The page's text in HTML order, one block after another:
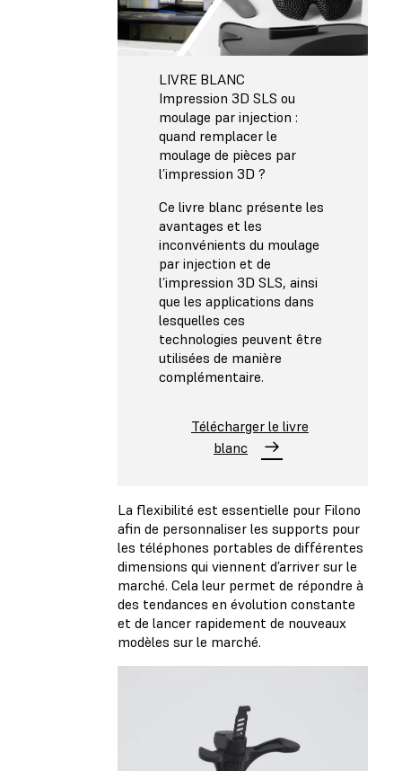
LIVRE BLANC
Impression 3D SLS ou
moulage par injection :
quand remplacer le
moulage de pièces par
l’impression 3D ?
Ce livre blanc présente les
avantages et les
inconvénients du moulage
par injection et de
l’impression 3D SLS, ainsi
que les applications dans
lesquelles ces
technologies peuvent être
utilisées de manière
complémentaire.
Télécharger le livre
blanc
La flexibilité est essentielle pour Filono
afin de personnaliser les supports pour
les téléphones portables de différentes
dimensions qui viennent d’arriver sur le
marché. Cela leur permet de répondre à
des tendances en évolution constante
et de lancer rapidement de nouveaux
modèles sur le marché.